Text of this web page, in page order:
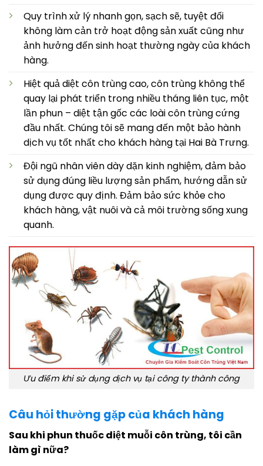
Quy trình xử lý nhanh gọn, sạch sẽ, tuyệt đối
không làm cản trở hoạt động sản xuất cũng như
ảnh hưởng đến sinh hoạt thường ngày của khách
hàng.
Hiệt quả diệt côn trùng cao, côn trùng không thể
quay lại phát triển trong nhiều tháng liên tục, một
lần phun – diệt tận gốc các loài côn trùng cứng
đầu nhất. Chúng tôi sẽ mang đến một bảo hành
dịch vụ tốt nhất cho khách hàng tại Hai Bà Trưng.
Đội ngũ nhân viên dày dặn kinh nghiệm, đảm bảo
sử dụng đúng liều lượng sản phẩm, hướng dẫn sử
dụng được quy định. Đảm bảo sức khỏe cho
khách hàng, vật nuôi và cả môi trường sống xung
quanh.
Ưu điểm khi sử dụng dịch vụ tại công ty thành công
Câu hỏi thường gặp của khách hàng
Sau khi phun thuốc diệt muỗi côn trùng, tôi cần
làm gì nữa?